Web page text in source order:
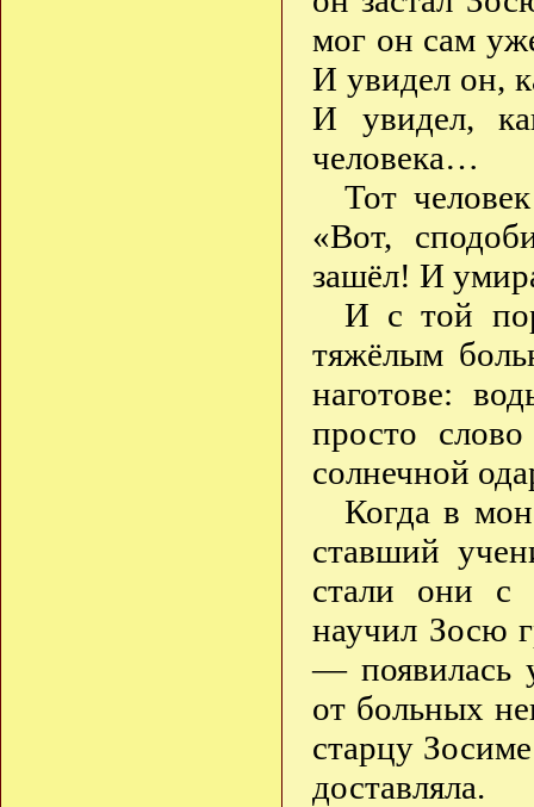
мог он сам
И увидел он,
И увидел,
человека…
Тот
«Вот,
зашёл! И
И с той
тяжёлым
наготове:
просто
солнечной
Когда в
ставший
стали они с
научил Зосю
— появилась
от больных
старцу
доставляла.